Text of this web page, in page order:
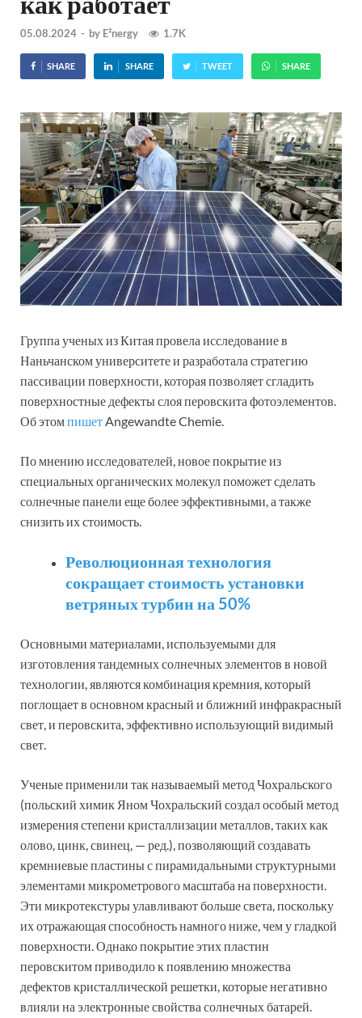
05.08.2024 - by E²nergy 1.7K
SHARE SHARE TWEET SHARE
Группа ученых из Китая провела исследование в
Наньчанском университете и разработала стратегию
пассивации поверхности, которая позволяет сгладить
поверхностные дефекты слоя перовскита фотоэлементов.
Об этомпишетAngewandte Chemie.
По мнению исследователей, новое покрытие из
специальных органических молекул поможет сделать
солнечные панели еще более эффективными, а также
снизить их стоимость.
Революционная технология
сокращает стоимость установки
ветряных турбин на 50%
Основными материалами, используемыми для
изготовления тандемных солнечных элементов в новой
технологии, являются комбинация кремния, который
поглощает в основном красный и ближний инфракрасный
свет, и перовскита, эффективно использующий видимый
свет.
Ученые применили так называемый метод Чохральского
(польский химик Яном Чохральский создал особый метод
измерения степени кристаллизации металлов, таких как
олово, цинк, свинец, — ред.), позволяющий создавать
кремниевые пластины с пирамидальными структурными
элементами микрометрового масштаба на поверхности.
Эти микротекстуры улавливают больше света, поскольку
их отражающая способность намного ниже, чем у гладкой
поверхности. Однако покрытие этих пластин
перовскитом приводило к появлению множества
дефектов кристаллической решетки, которые негативно
влияли на электронные свойства солнечных батарей.